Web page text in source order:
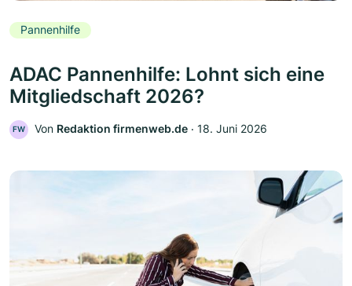
Pannenhilfe
ADAC Pannenhilfe: Lohnt sich eine
Mitgliedschaft 2026?
FW Von Redaktion firmenweb.de ‧ 18. Juni 2026